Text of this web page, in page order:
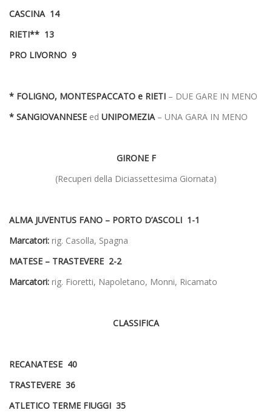
CASCINA 14
RIETI** 13
PRO LIVORNO 9
* FOLIGNO, MONTESPACCATO e RIETI – DUE GARE IN MENO
* SANGIOVANNESE ed UNIPOMEZIA– UNA GARA IN MENO
GIRONE F
(Recuperi della Diciassettesima Giornata)
ALMA JUVENTUS FANO – PORTO D’ASCOLI 1-1
Marcatori: rig. Casolla, Spagna
MATESE – TRASTEVERE 2-2
Marcatori: rig. Fioretti, Napoletano, Monni, Ricamato
CLASSIFICA
RECANATESE 40
TRASTEVERE 36
ATLETICO TERME FIUGGI 35